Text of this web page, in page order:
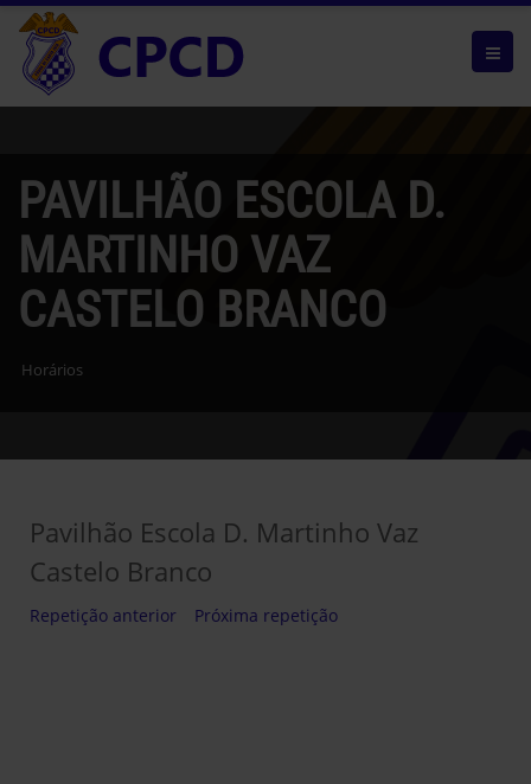
PAVILHÃO ESCOLA D.
MARTINHO VAZ
CASTELO BRANCO
Horários
Pavilhão Escola D. Martinho Vaz
Castelo Branco
Repetição anterior Próxima repetição